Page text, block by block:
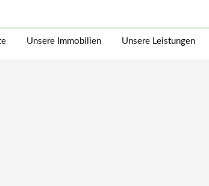
Unsere Immobilien Unsere Leistungen